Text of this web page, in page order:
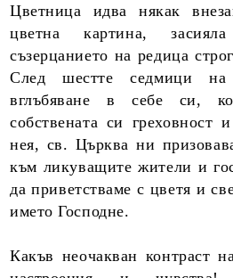
Цветница идва някак
цветна картина,
съзерцанието на редица
След шестте седмици
вглъбяване в себе си,
собствената си греховност
нея, св. Църква ни
към ликуващите жители и
да приветстваме с цветя и
името Господне.
Какъв неочакван контраст